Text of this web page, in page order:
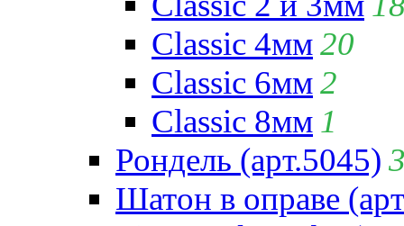
Classic 4мм20
Classic 6мм2
Classic 8мм 1
Рондель (арт.5045)
Шатон в оправе